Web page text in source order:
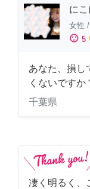
に
女性 /
sentiment_satisfied 5
あなた、損し
くないですか
千葉県
凄く明るく、